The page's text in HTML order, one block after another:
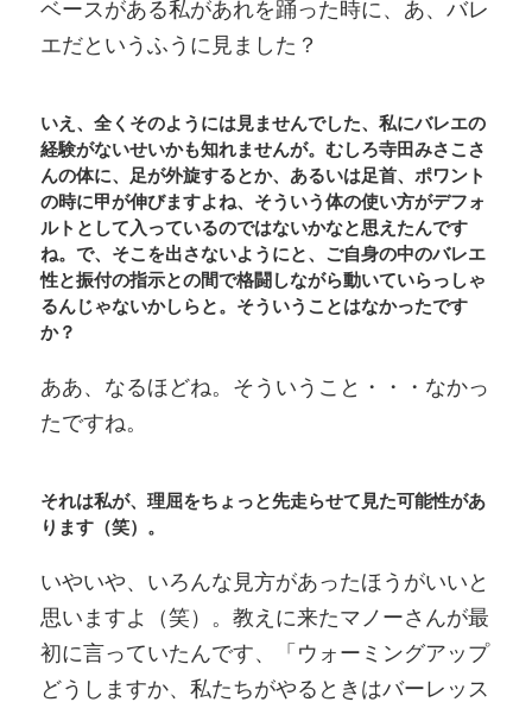
ベースがある私があれを踊った時に、あ、バレ
エだというふうに見ました？
いえ、全くそのようには見ませんでした、私にバレエの
経験がないせいかも知れませんが。むしろ寺田みさこさ
んの体に、足が外旋するとか、あるいは足首、ポワント
の時に甲が伸びますよね、そういう体の使い方がデフォ
ルトとして入っているのではないかなと思えたんです
ね。で、そこを出さないようにと、ご自身の中のバレエ
性と振付の指示との間で格闘しながら動いていらっしゃ
るんじゃないかしらと。そういうことはなかったです
か？
ああ、なるほどね。そういうこと・・・なかっ
たですね。
それは私が、理屈をちょっと先走らせて見た可能性があ
ります（笑）。
いやいや、いろんな見方があったほうがいいと
思いますよ（笑）。教えに来たマノーさんが最
初に言っていたんです、「ウォーミングアップ
どうしますか、私たちがやるときはバーレッス